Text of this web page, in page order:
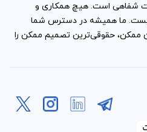
شفاهی است. هیچ همکاری و
ما همیشه در دسترس شما
ممکن، حقوقی‌ترین تصمیم ممکن را